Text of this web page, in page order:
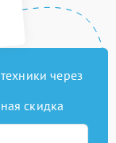
через
скидка